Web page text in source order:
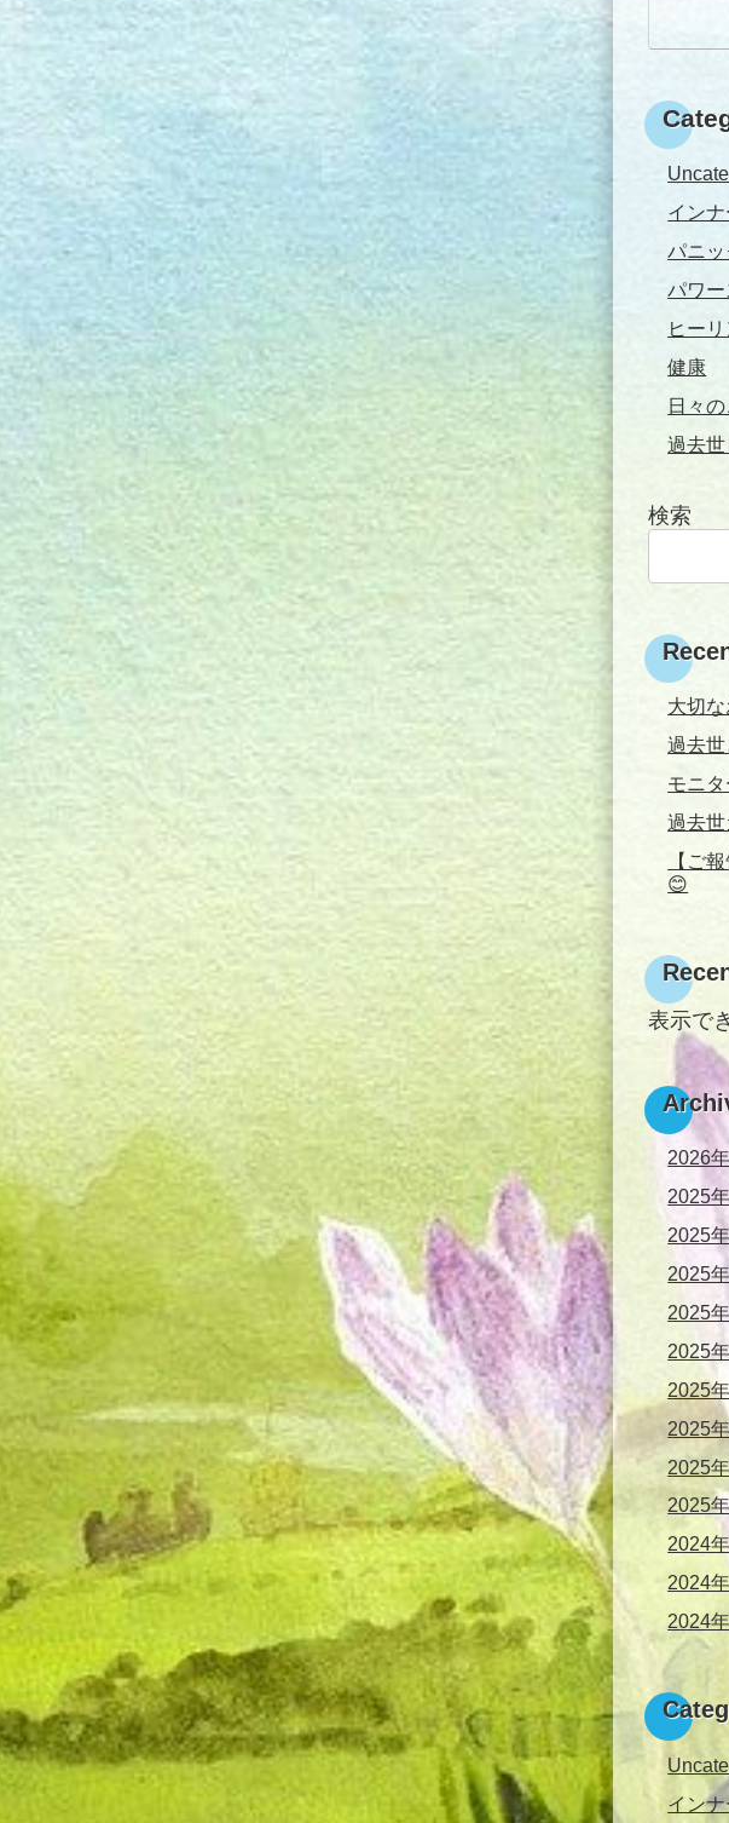
イン
パニ
パワー
ヒー
健康
日々の
過去
検索
大切
過去
モニ
過去
【ご
😊
表示で
2026
2025
2025
2025
2025
2025
2025
2025
2025
2025
2024
2024
2024
イン